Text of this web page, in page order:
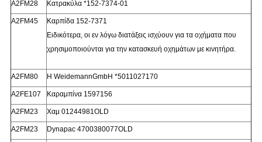
Α2FM28 Κατρακύλα *152-7374-01
Α2FM45
Καρπίδα 152-7371
Ειδικότερα, οι εν λόγω διατάξεις ισχύουν για τα οχήματα που
χρησιμοποιούνται για την κατασκευή οχημάτων με κινητήρα.
Α2FM80 Η WeidemannGmbH *5011027170
Α2FE107 Καραμπίνα 1597156
Α2FM23 Χαμ 01244981OLD
Α2FM23 Dynapac 4700380077OLD